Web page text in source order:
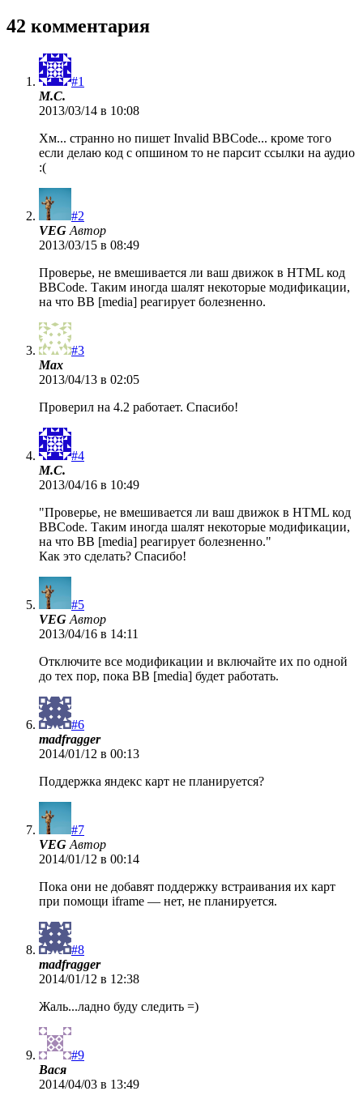
42 комментария
#1
M.C.
2013/03/14 в 10:08
Хм... странно но пишет Invalid BBCode... кроме того
если делаю код с опшином то не парсит ссылки на аудио
:(
#2
VEG Автор
2013/03/15 в 08:49
Проверье, не вмешивается ли ваш движок в HTML код
BBCode. Таким иногда шалят некоторые модификации,
на что BB [media] реагирует болезненно.
#3
Max
2013/04/13 в 02:05
Проверил на 4.2 работает. Спасибо!
#4
M.C.
2013/04/16 в 10:49
"Проверье, не вмешивается ли ваш движок в HTML код
BBCode. Таким иногда шалят некоторые модификации,
на что BB [media] реагирует болезненно."
Как это сделать? Спасибо!
#5
VEG Автор
2013/04/16 в 14:11
Отключите все модификации и включайте их по одной
до тех пор, пока BB [media] будет работать.
#6
madfragger
2014/01/12 в 00:13
Поддержка яндекс карт не планируется?
#7
VEG Автор
2014/01/12 в 00:14
Пока они не добавят поддержку встраивания их карт
при помощи iframe — нет, не планируется.
#8
madfragger
2014/01/12 в 12:38
Жаль...ладно буду следить =)
#9
Вася
2014/04/03 в 13:49